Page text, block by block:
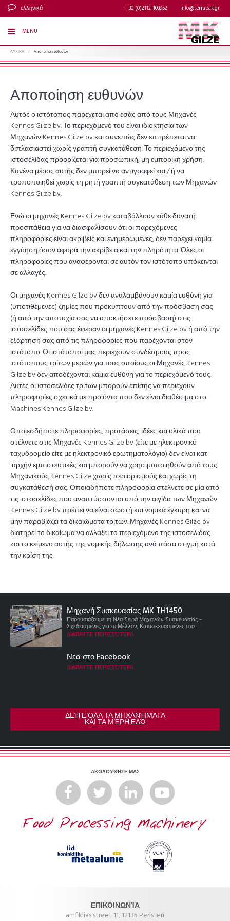
ελληνικά info@terrapak.gr
+30 (0)2112-103952
MENU
ΑΡΧΙΚΗ / Αποποίηση ευθυνών
Αποποίηση ευθυνών
Αυτός ο ιστότοπος παρέχεται από εσάς από τους Μηχανές
Kennes Gilze bv. Το περιεχόμενό του είναι ιδιοκτησία των
Μηχανών Kennes Gilze bv και συνεπώς δεν επιτρέπεται να
διπλασιαστεί χωρίς γραπτή συγκατάθεση. Το περιεχόμενο της
ιστοσελίδας προορίζεται για προσωπική, μη εμπορική χρήση.
Κανένα μέρος αυτής δεν μπορεί να αντιγραφεί και / ή να
τροποποιηθεί χωρίς τη ρητή γραπτή συγκατάθεση των Μηχανών
Kennes Gilze bv.
Ενώ οι μηχανές Kennes Gilze bv καταβάλλουν κάθε δυνατή
προσπάθεια για να διασφαλίσουν ότι οι παρεχόμενες
πληροφορίες είναι ακριβείς και ενημερωμένες, δεν παρέχει καμία
εγγύηση όσον αφορά την ακρίβεια και την πληρότητα. Όλες οι
πληροφορίες που αναφέρονται σε αυτόν τον ιστότοπο υπόκεινται
σε αλλαγές.
Οι μηχανές Kennes Gilze bv δεν αναλαμβάνουν καμία ευθύνη για
(υποτιθέμενες) ζημίες που προκύπτουν από την πρόσβαση σας
(ή από την αποτυχία σας να αποκτήσετε πρόσβαση) στις
ιστοσελίδες που σας έφεραν οι μηχανές Kennes Gilze bv ή από την
εξάρτησή σας από τις πληροφορίες που παρέχονται στον
ιστότοπο. Οι ιστότοποί μας περιέχουν συνδέσμους προς
ιστότοπους τρίτων μερών για τους οποίους οι Μηχανές Kennes
Gilze bv δεν αποδέχονται καμία ευθύνη για το περιεχόμενό τους.
Αυτές οι ιστοσελίδες τρίτων μπορούν επίσης να περιέχουν
πληροφορίες σχετικά με προϊόντα που δεν είναι διαθέσιμα στο
Machines Kennes Gilze bv.
Οποιεσδήποτε πληροφορίες, προτάσεις, ιδέες και υλικά που
στέλνετε στις Μηχανές Kennes Gilze bv (είτε με ηλεκτρονικό
ταχυδρομείο είτε με ηλεκτρονικό ερωτηματολόγιο) δεν είναι κατ
'αρχήν εμπιστευτικές και μπορούν να χρησιμοποιηθούν από τους
Μηχανικούς Kennes Gilze χωρίς περιορισμούς και χωρίς τη
συγκατάθεσή σας. Οποιαδήποτε πληροφορία στέλνετε σε μία από
τις ιστοσελίδες που αναπτύσσονται υπό την αιγίδα των Μηχανών
Kennes Gilze bv πρέπει να είναι σωστή και νομικά έγκυρη και να
μην παραβιάζει τα δικαιώματα τρίτων. Μηχανές Kennes Gilze bv
διατηρεί το δικαίωμα να αλλάξει το περιεχόμενο της ιστοσελίδας
και το κείμενο αυτής της νομικής δήλωσης ανά πάσα στιγμή κατά
την κρίση της.
Μηχανή Συσκευασίας MK TH1450
Παρουσιάζουμε τη Νέα Σειρά Μηχανών Συσκευασίας –
Σχεδιασμένες για το Μέλλον, Κατασκευασμένες στο...
ΔΙΑΒΆΣΤΕ ΠΕΡΙΣΣΌΤΕΡΑ
Νέα στο Facebook
ΔΙΑΒΆΣΤΕ ΠΕΡΙΣΣΌΤΕΡΑ
ΔΕΊΤΕ ΌΛΑ ΤΑ ΜΗΧΑΝΉΜΑΤΑ
ΚΑΙ ΤΑ ΜΈΡΗ ΕΔΏ
ΑΚΟΛΟΥΘΗΣΕ ΜΑΣ
ΕΠΙΚΟΙΝΩΝΊΑ
amfiklias street 11, 12135 Peristeri